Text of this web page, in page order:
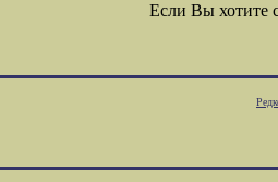
Если Вы хотите